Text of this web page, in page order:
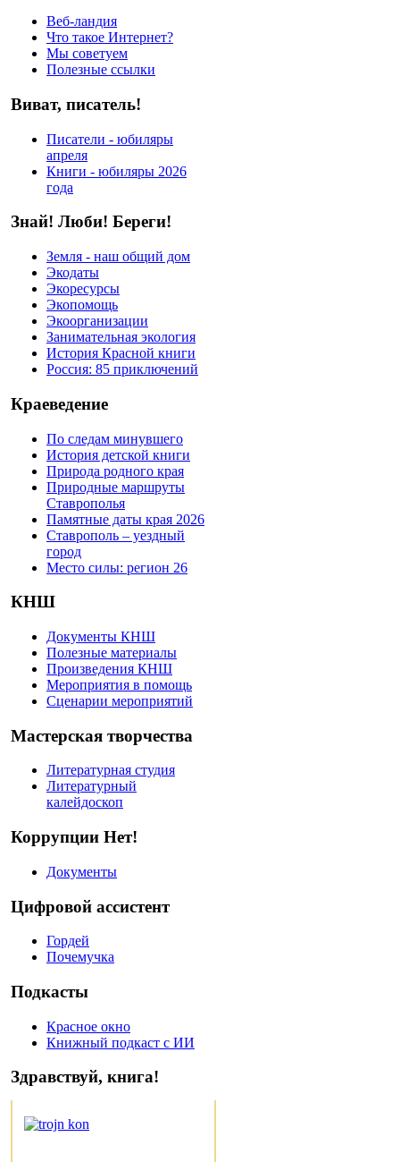
Веб-ландия
Что такое Интернет?
Мы советуем
Полезные ссылки
Виват, писатель!
Писатели - юбиляры
апреля
Книги - юбиляры 2026
года
Знай! Люби! Береги!
Земля - наш общий дом
Экодаты
Экоресурсы
Экопомощь
Экоорганизации
Занимательная экология
История Красной книги
Россия: 85 приключений
Краеведение
По следам минувшего
История детской книги
Природа родного края
Природные маршруты
Ставрополья
Памятные даты края 2026
Ставрополь – уездный
город
Место силы: регион 26
КНШ
Документы КНШ
Полезные материалы
Произведения КНШ
Мероприятия в помощь
Сценарии мероприятий
Мастерская творчества
Литературная студия
Литературный
калейдоскоп
Коррупции Нет!
Документы
Цифровой ассистент
Гордей
Почемучка
Подкасты
Красное окно
Книжный подкаст с ИИ
Здравствуй, книга!